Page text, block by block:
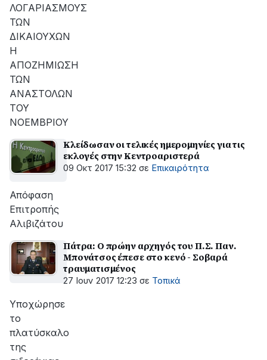
ΛΟΓΑΡΙΑΣΜΟΥΣ
ΤΩΝ
ΔΙΚΑΙΟΥΧΩΝ
Η
ΑΠΟΖΗΜΙΩΣΗ
ΤΩΝ
ΑΝΑΣΤΟΛΩΝ
ΤΟΥ
ΝΟΕΜΒΡΙΟΥ
Κλείδωσαν οι τελικές ημερομηνίες για τις
εκλογές στην Κεντροαριστερά
09 Οκτ 2017 15:32 σε Επικαιρότητα
Απόφαση
Επιτροπής
Αλιβιζάτου
Πάτρα: Ο πρώην αρχηγός του Π.Σ. Παν.
Μπονάτσος έπεσε στο κενό - Σοβαρά
τραυματισμένος
27 Ιουν 2017 12:23 σε Τοπικά
Υποχώρησε
το
πλατύσκαλο
της